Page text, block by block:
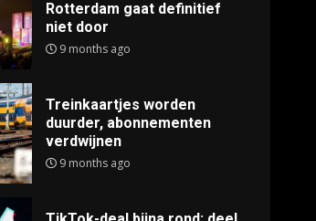
Rotterdam gaat definitief
niet door
9 months ago
Treinkaartjes worden
duurder, abonnementen
verdwijnen
9 months ago